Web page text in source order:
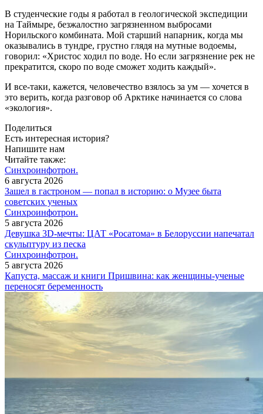
В студенческие годы я работал в геологической экспедиции
на Таймыре, безжалостно загрязненном выбросами
Норильского комбината. Мой старший напарник, когда мы
оказывались в тундре, грустно глядя на мутные водоемы,
говорил: «Христос ходил по воде. Но если загрязнение рек не
прекратится, скоро по воде сможет ходить каждый».
И все-таки, кажется, человечество взялось за ум — хочется в
это верить, когда разговор об Арктике начинается со слова
«экология».
Поделиться
Есть интересная история?
Напишите нам
Читайте также:
Синхроинфотрон.
6 августа 2026
Зашел в гастроном — попал в историю: о Музее быта
советских ученых
Синхроинфотрон.
5 августа 2026
Девушка 3D-мечты: ЦАТ «Росатома» в Белоруссии напечатал
скульптуру из песка
Синхроинфотрон.
5 августа 2026
Капуста, массаж и книги Пришвина: как женщины-ученые
переносят беременность